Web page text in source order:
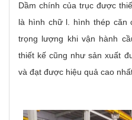
Dầm chính của trục được
là hình chữ l. hình thép căn
trọng lượng khi vận hành
thiết kế cũng như sản xuất
và đạt được hiệu quả cao